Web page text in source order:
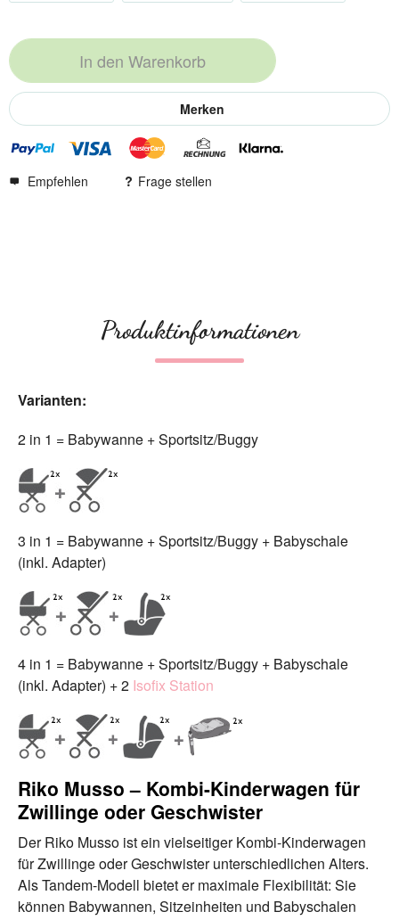
In den Warenkorb
Merken
Empfehlen Frage stellen
Produktinformationen
Varianten:
2 in 1 = Babywanne + Sportsitz/Buggy
3 in 1 = Babywanne + Sportsitz/Buggy + Babyschale
(inkl. Adapter)
4 in 1 = Babywanne + Sportsitz/Buggy + Babyschale
(inkl. Adapter) + 2 Isofix Station
Riko Musso – Kombi-Kinderwagen für
Zwillinge oder Geschwister
Der Riko Musso ist ein vielseitiger Kombi-Kinderwagen
für Zwillinge oder Geschwister unterschiedlichen Alters.
Als Tandem-Modell bietet er maximale Flexibilität: Sie
können Babywannen, Sitzeinheiten und Babyschalen